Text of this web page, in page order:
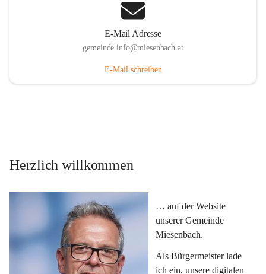
E-Mail Adresse
gemeinde.info@miesenbach.at
E-Mail schreiben
Herzlich willkommen
… auf der Website
unserer Gemeinde
Miesenbach.
Als Bürgermeister lade
ich ein, unsere digitalen